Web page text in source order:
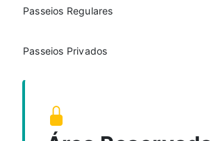
Passeios Regulares
Passeios Privados